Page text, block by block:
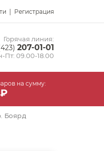
| Регистрация
Горячая линия:
207-01-01
Пт: 09.00-18.00
на сумму:
Боярд